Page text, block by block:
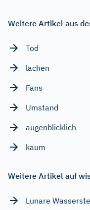
Weitere Artikel aus
Tod
lachen
Fans
Umstand
augenblicklich
kaum
Weitere Artikel auf
Lunare